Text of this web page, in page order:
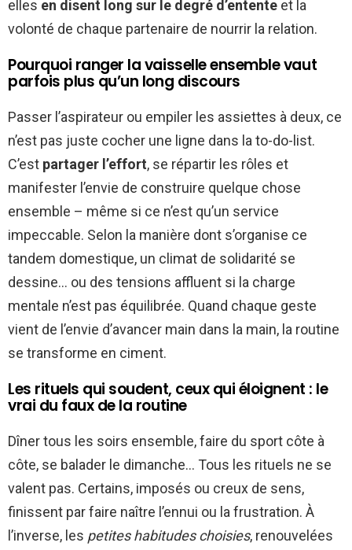
elles en disent long sur le degré d’entente et la
volonté de chaque partenaire de nourrir la relation.
Pourquoi ranger la vaisselle ensemble vaut
parfois plus qu’un long discours
Passer l’aspirateur ou empiler les assiettes à deux, ce
n’est pas juste cocher une ligne dans la to-do-list.
C’est partager l’effort, se répartir les rôles et
manifester l’envie de construire quelque chose
ensemble – même si ce n’est qu’un service
impeccable. Selon la manière dont s’organise ce
tandem domestique, un climat de solidarité se
dessine… ou des tensions affluent si la charge
mentale n’est pas équilibrée. Quand chaque geste
vient de l’envie d’avancer main dans la main, la routine
se transforme en ciment.
Les rituels qui soudent, ceux qui éloignent : le
vrai du faux de la routine
Dîner tous les soirs ensemble, faire du sport côte à
côte, se balader le dimanche… Tous les rituels ne se
valent pas. Certains, imposés ou creux de sens,
finissent par faire naître l’ennui ou la frustration. À
l’inverse, les petites habitudes choisies, renouvelées